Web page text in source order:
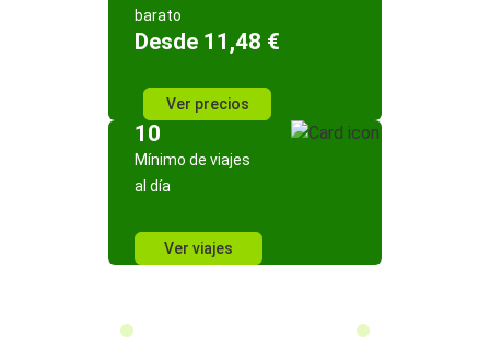
barato
Desde 11,48 €
Ver precios
10
Mínimo de viajes
al día
Ver viajes